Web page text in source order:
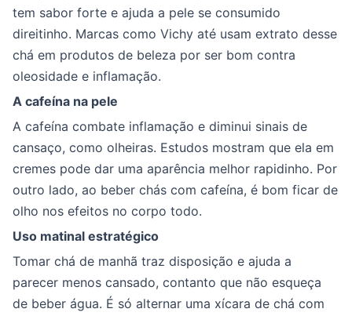
tem sabor forte e ajuda a pele se consumido
direitinho. Marcas como Vichy até usam extrato desse
chá em produtos de beleza por ser bom contra
oleosidade e inflamação.
A cafeína na pele
A cafeína combate inflamação e diminui sinais de
cansaço, como olheiras. Estudos mostram que ela em
cremes pode dar uma aparência melhor rapidinho. Por
outro lado, ao beber chás com cafeína, é bom ficar de
olho nos efeitos no corpo todo.
Uso matinal estratégico
Tomar chá de manhã traz disposição e ajuda a
parecer menos cansado, contanto que não esqueça
de beber água. É só alternar uma xícara de chá com